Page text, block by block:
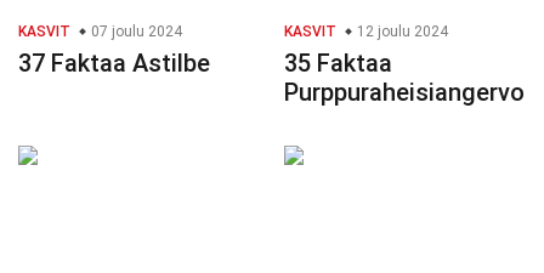
KASVIT 07 joulu 2024
37 Faktaa Astilbe
KASVIT 12 joulu 2024
35 Faktaa
Purppuraheisiangervo